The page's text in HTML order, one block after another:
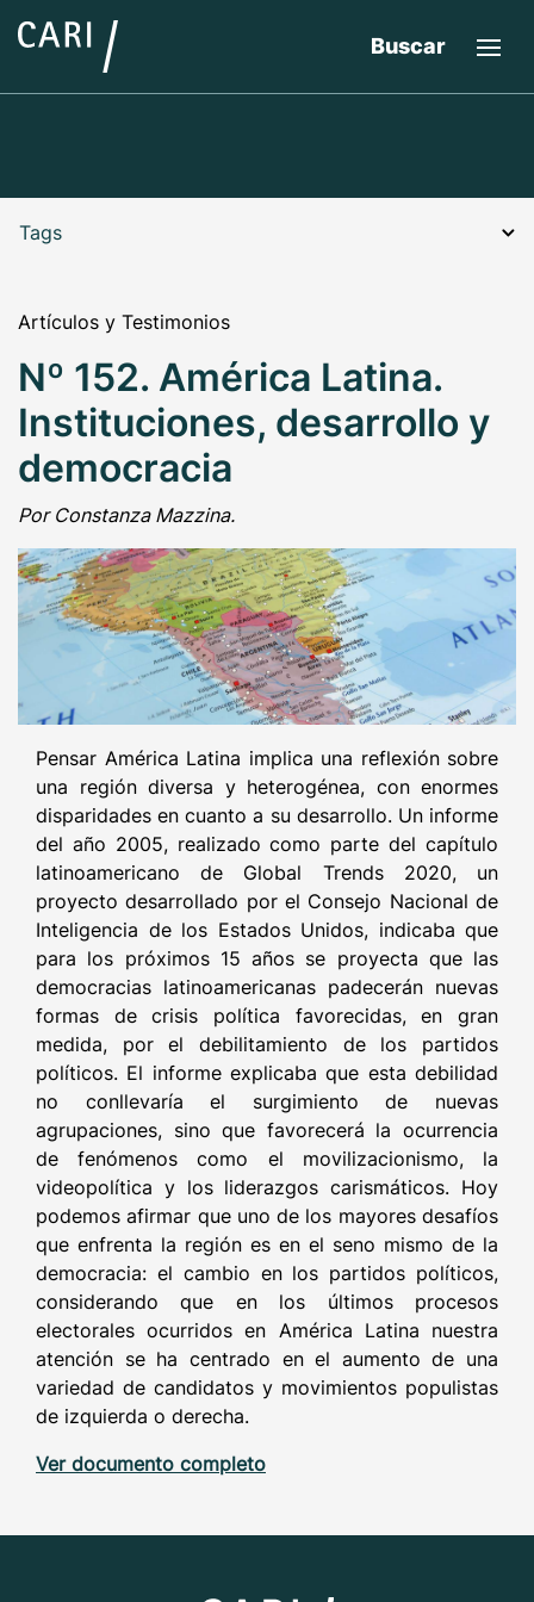
Buscar
Artículos y Testimonios
Nº 152. América Latina.
Instituciones, desarrollo y
democracia
Por Constanza Mazzina.
Pensar América Latina implica una reflexión sobre
una región diversa y heterogénea, con enormes
disparidades en cuanto a su desarrollo. Un informe
del año 2005, realizado como parte del capítulo
latinoamericano de Global Trends 2020, un
proyecto desarrollado por el Consejo Nacional de
Inteligencia de los Estados Unidos, indicaba que
para los próximos 15 años se proyecta que las
democracias latinoamericanas padecerán nuevas
formas de crisis política favorecidas, en gran
medida, por el debilitamiento de los partidos
políticos. El informe explicaba que esta debilidad
no conllevaría el surgimiento de nuevas
agrupaciones, sino que favorecerá la ocurrencia
de fenómenos como el movilizacionismo, la
videopolítica y los liderazgos carismáticos. Hoy
podemos afirmar que uno de los mayores desafíos
que enfrenta la región es en el seno mismo de la
democracia: el cambio en los partidos políticos,
considerando que en los últimos procesos
electorales ocurridos en América Latina nuestra
atención se ha centrado en el aumento de una
variedad de candidatos y movimientos populistas
de izquierda o derecha.
Ver documento completo
Tags